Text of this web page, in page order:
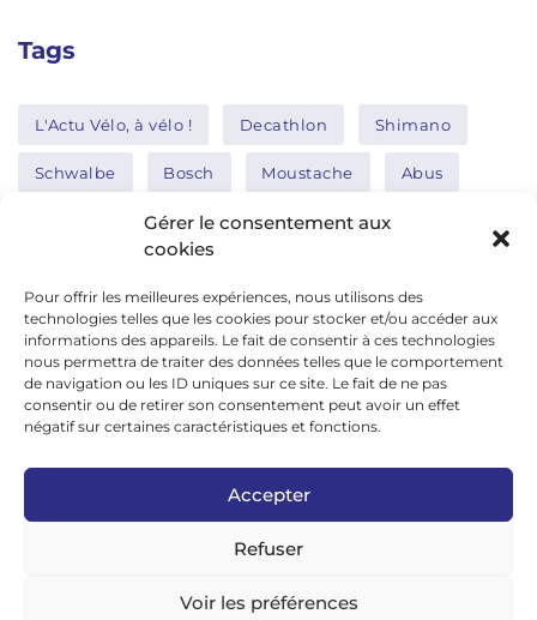
Gérer le consentement aux
cookies
Pour offrir les meilleures expériences, nous utilisons des
technologies telles que les cookies pour stocker et/ou accéder aux
informations des appareils. Le fait de consentir à ces technologies
nous permettra de traiter des données telles que le comportement
de navigation ou les ID uniques sur ce site. Le fait de ne pas
consentir ou de retirer son consentement peut avoir un effet
négatif sur certaines caractéristiques et fonctions.
Accepter
Refuser
Voir les préférences
Tags
L'Actu Vélo, à vélo ! Decathlon Shimano
Schwalbe Bosch Moustache Abus
Thule Nakamura
Réseaux sociaux
google news
facebook
twitter